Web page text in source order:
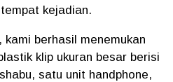
kejadian.
berhasil menemukan
klip ukuran besar berisi
satu unit handphone,